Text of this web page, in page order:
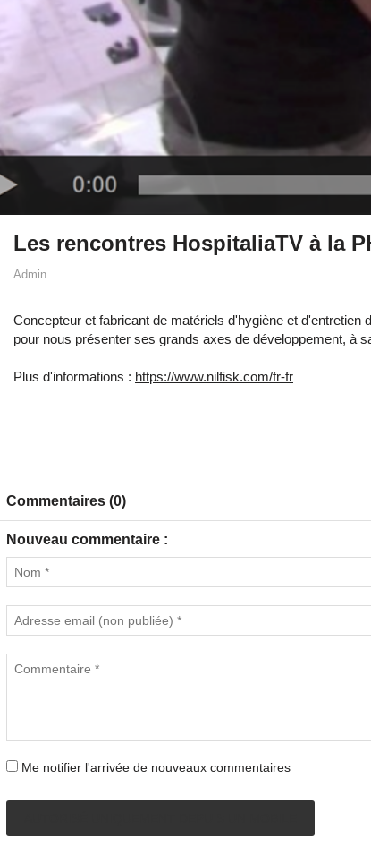
Les rencontres HospitaliaTV à la
Admin
Concepteur et fabricant de matériels d'hygiène et
pour nous présenter ses grands axes de développement, à
Plus d'informations : https://www.nilfisk.com/fr-fr
Commentaires (0)
Nouveau commentaire :
Me notifier l'arrivée de nouveaux commentaires